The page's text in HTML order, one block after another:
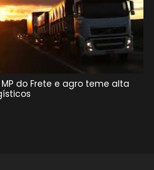
do Frete e agro teme alta